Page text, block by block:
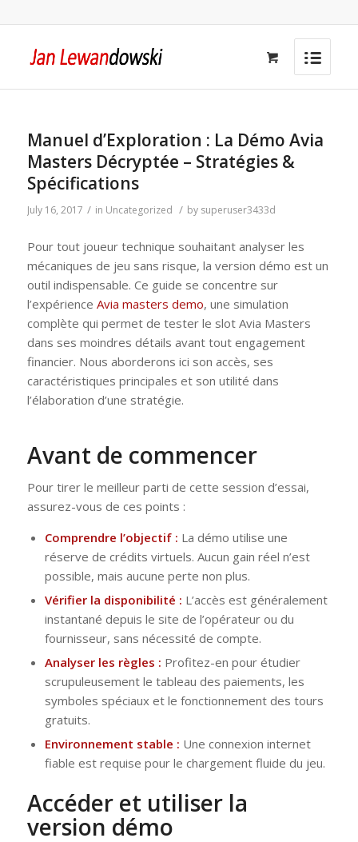
Manuel d’Exploration : La Démo Avia
Masters Décryptée – Stratégies &
Spécifications
July 16, 2017 / in Uncategorized / by superuser3433d
Pour tout joueur technique souhaitant analyser les
mécaniques de jeu sans risque, la version démo est un
outil indispensable. Ce guide se concentre sur
l’expérience Avia masters demo, une simulation
complète qui permet de tester le slot Avia Masters
dans ses moindres détails avant tout engagement
financier. Nous aborderons ici son accès, ses
caractéristiques principales et son utilité dans
l’élaboration d’une stratégie.
Avant de commencer
Pour tirer le meilleur parti de cette session d’essai,
assurez-vous de ces points :
Comprendre l’objectif : La démo utilise une
réserve de crédits virtuels. Aucun gain réel n’est
possible, mais aucune perte non plus.
Vérifier la disponibilité : L’accès est généralement
instantané depuis le site de l’opérateur ou du
fournisseur, sans nécessité de compte.
Analyser les règles : Profitez-en pour étudier
scrupuleusement le tableau des paiements, les
symboles spéciaux et le fonctionnement des tours
gratuits.
Environnement stable : Une connexion internet
fiable est requise pour le chargement fluide du jeu.
Accéder et utiliser la
version démo